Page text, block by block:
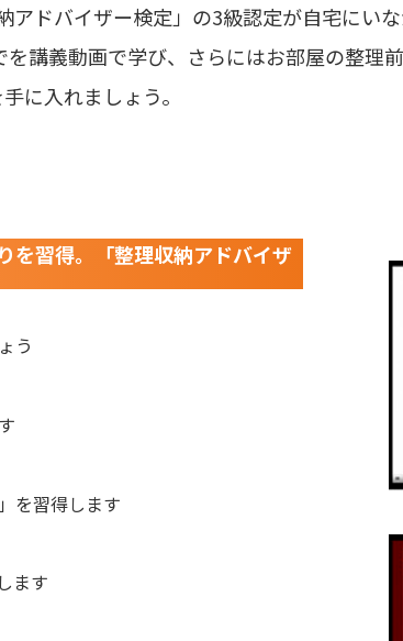
ドバイザー検定」の3級認定が自宅にい
講義動画で学び、さらにはお部屋の整理
に入れましょう。
を習得。「整理収納アドバイザ
う
を習得します
ます